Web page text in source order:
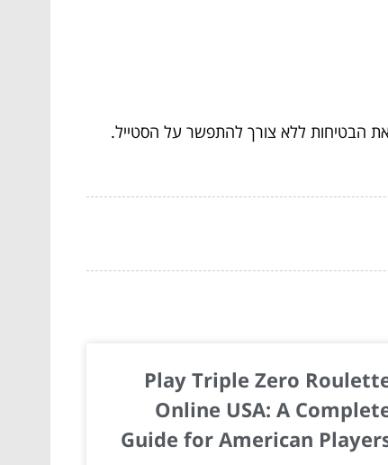
הבטיחות ללא צורך להתפשר על הסטייל.
Play Triple Zero
Online USA: A
Guide for American